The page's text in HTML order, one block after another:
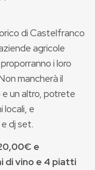
di Castelfranco
agricole
i loro
mancherà il
un altro, potrete
locali, e
dj set.
e
di vino e 4 piatti